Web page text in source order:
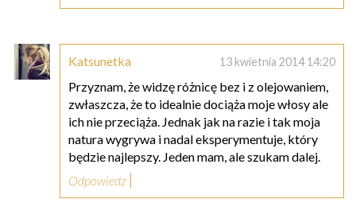
Katsunetka 13 kwietnia 2014 14:20
Przyznam, że widzę różnicę bez i z olejowaniem,
zwłaszcza, że to idealnie dociąża moje włosy ale
ich nie przeciąża. Jednak jak na razie i tak moja
natura wygrywa i nadal eksperymentuje, który
będzie najlepszy. Jeden mam, ale szukam dalej.
Odpowiedz